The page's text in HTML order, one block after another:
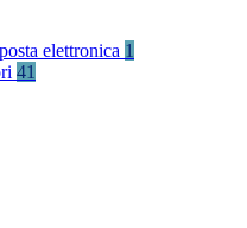
elettronica 1
41